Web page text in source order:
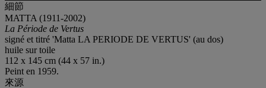
細節
MATTA (1911-2002)
La Période de Vertus
signé et titré 'Matta LA PERIODE DE VERTUS' (au dos)
huile sur toile
112 x 145 cm (44 x 57 in.)
Peint en 1959.
來源